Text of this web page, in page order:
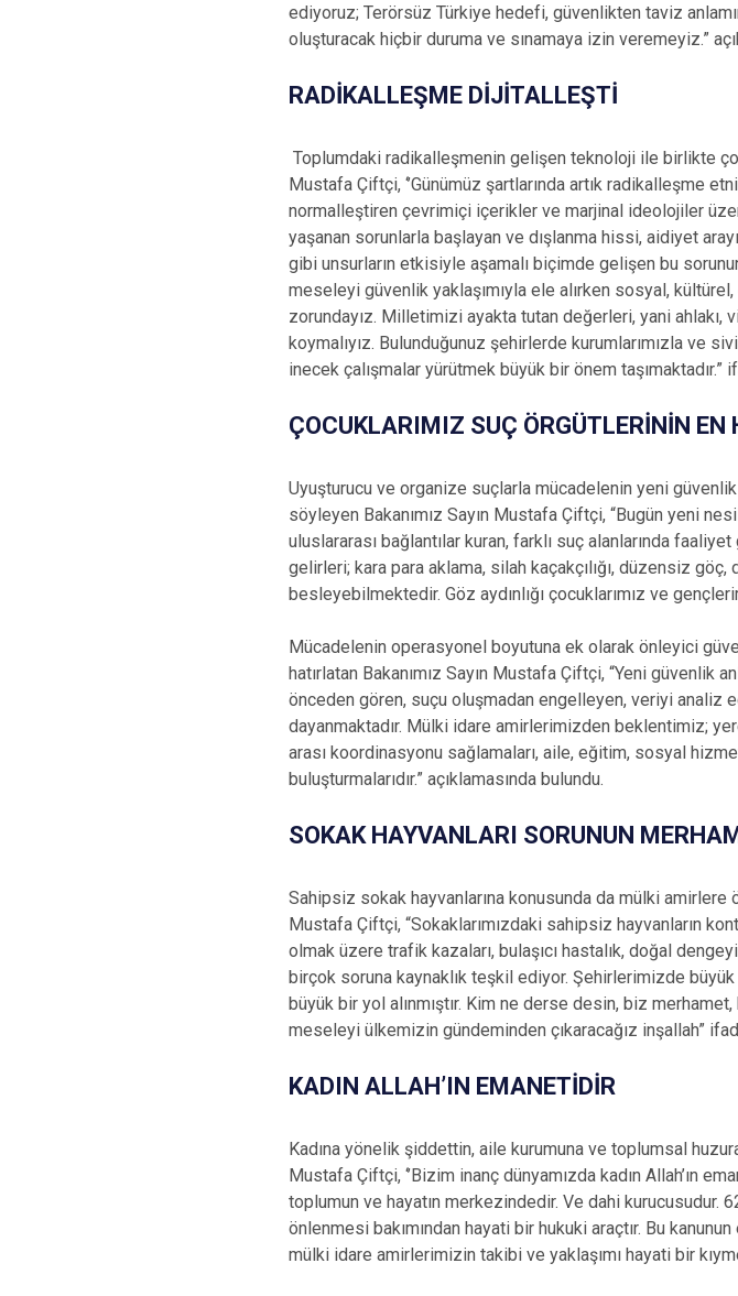
ediyoruz; Terörsüz Türkiye hedefi, güvenlikten taviz
oluşturacak hiçbir duruma ve sınamaya izin veremeyiz.”
RADİKALLEŞME DİJİTALLEŞTİ
Toplumdaki radikalleşmenin gelişen teknoloji ile birlikte
Mustafa Çiftçi, ‘’Günümüz şartlarında artık radikalleşme
normalleştiren çevrimiçi içerikler ve marjinal ideolojiler
yaşanan sorunlarla başlayan ve dışlanma hissi, aidiyet
gibi unsurların etkisiyle aşamalı biçimde gelişen bu
meseleyi güvenlik yaklaşımıyla ele alırken sosyal,
zorundayız. Milletimizi ayakta tutan değerleri, yani
koymalıyız. Bulunduğunuz şehirlerde kurumlarımızla ve
inecek çalışmalar yürütmek büyük bir önem taşımaktadır.”
ÇOCUKLARIMIZ SUÇ ÖRGÜTLERİNİN EN
Uyuşturucu ve organize suçlarla mücadelenin yeni
söyleyen Bakanımız Sayın Mustafa Çiftçi, “Bugün yeni
uluslararası bağlantılar kuran, farklı suç alanlarında
gelirleri; kara para aklama, silah kaçakçılığı, düzensiz
besleyebilmektedir. Göz aydınlığı çocuklarımız ve
Mücadelenin operasyonel boyutuna ek olarak önleyici
hatırlatan Bakanımız Sayın Mustafa Çiftçi, “Yeni güvenlik
önceden gören, suçu oluşmadan engelleyen, veriyi analiz
dayanmaktadır. Mülki idare amirlerimizden beklentimiz;
arası koordinasyonu sağlamaları, aile, eğitim, sosyal
buluşturmalarıdır.” açıklamasında bulundu.
SOKAK HAYVANLARI SORUNUN
Sahipsiz sokak hayvanlarına konusunda da mülki amirlere
Mustafa Çiftçi, “Sokaklarımızdaki sahipsiz hayvanların
olmak üzere trafik kazaları, bulaşıcı hastalık, doğal
birçok soruna kaynaklık teşkil ediyor. Şehirlerimizde
büyük bir yol alınmıştır. Kim ne derse desin, biz
meseleyi ülkemizin gündeminden çıkaracağız inşallah”
KADIN ALLAH’IN EMANETİDİR
Kadına yönelik şiddettin, aile kurumuna ve toplumsal
Mustafa Çiftçi, ‘’Bizim inanç dünyamızda kadın Allah’ın
toplumun ve hayatın merkezindedir. Ve dahi kurucusudur.
önlenmesi bakımından hayati bir hukuki araçtır. Bu
mülki idare amirlerimizin takibi ve yaklaşımı hayati bir